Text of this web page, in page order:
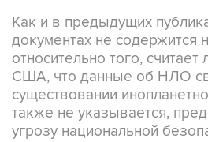
Как и в предыдущих
документах не содержится
относительно того, считает
США, что данные об НЛО
существовании
также не указывается,
угрозу национальной